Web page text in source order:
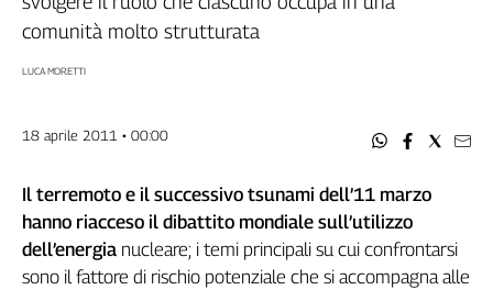
Fp
Slc
Inca
Caaf
Speciali
comunità molto strutturata
LUCA MORETTI
18 aprile 2011 • 00:00
Il terremoto e il successivo tsunami dell’11 marzo
hanno riacceso il dibattito mondiale sull’utilizzo
dell’energia nucleare; i temi principali su cui confrontarsi
sono il fattore di rischio potenziale che si accompagna alle